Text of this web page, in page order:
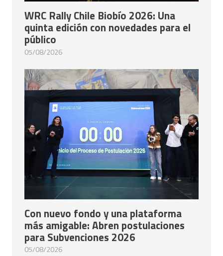
WRC Rally Chile Biobío 2026: Una
quinta edición con novedades para el
público
05/08/2026
Con nuevo fondo y una plataforma
más amigable: Abren postulaciones
para Subvenciones 2026
05/08/2026